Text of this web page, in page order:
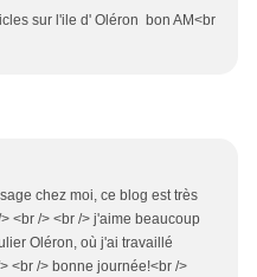
sur l'ile d' Oléron bon AM<br
chez moi, ce blog est très
<br /> <br /> j'aime beaucoup
Oléron, où j'ai travaillé
<br /> bonne journée!<br />